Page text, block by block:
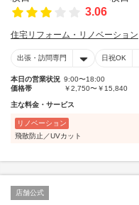
3.06
住宅リフォーム・リノベーション
出張・訪問専門 日祝OK
本日の営業状況 9:00〜18:00
価格帯
￥2,750〜￥15,840
主な料金・サービス
リノベーション
飛散防止／UVカット
店舗公式